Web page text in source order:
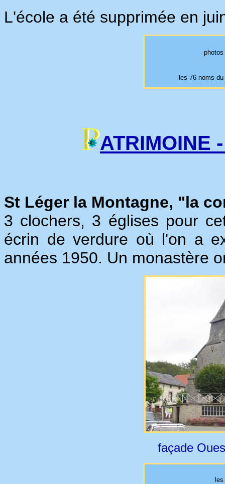
L'école a été supprimée en
les 76 noms
ATRIMOINE
St Léger la Montagne, "la
3 clochers, 3 églises pour
écrin de verdure où l'on a
années 1950. Un monastère
façade